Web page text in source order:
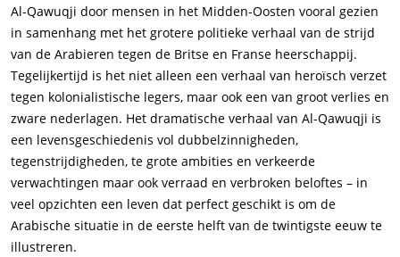
Al-Qawuqji door mensen in het Midden-Oosten vooral gezien
in samenhang met het grotere politieke verhaal van de strijd
van de Arabieren tegen de Britse en Franse heerschappij.
Tegelijkertijd is het niet alleen een verhaal van heroïsch verzet
tegen kolonialistische legers, maar ook een van groot verlies en
zware nederlagen. Het dramatische verhaal van Al-Qawuqji is
een levensgeschiedenis vol dubbelzinnigheden,
tegenstrijdigheden, te grote ambities en verkeerde
verwachtingen maar ook verraad en verbroken beloftes – in
veel opzichten een leven dat perfect geschikt is om de
Arabische situatie in de eerste helft van de twintigste eeuw te
illustreren.